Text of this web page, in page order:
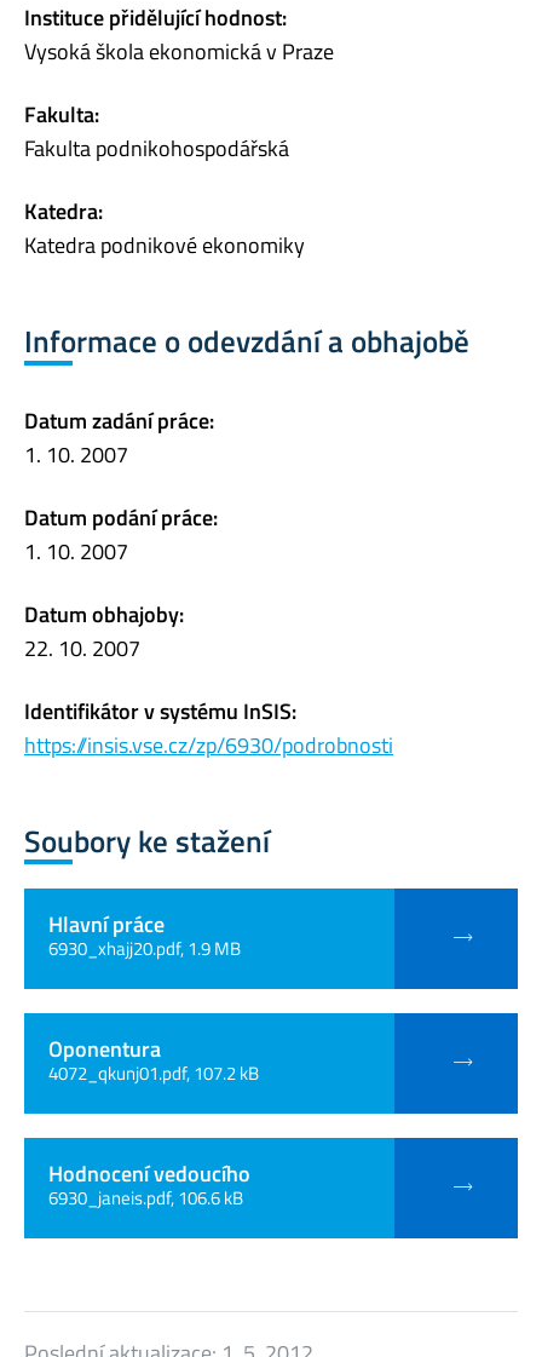
Instituce přidělující hodnost:
Vysoká škola ekonomická v Praze
Fakulta:
Fakulta podnikohospodářská
Katedra:
Katedra podnikové ekonomiky
Informace o odevzdání a obhajobě
Datum zadání práce:
1. 10. 2007
Datum podání práce:
1. 10. 2007
Datum obhajoby:
22. 10. 2007
Identifikátor v systému InSIS:
https://insis.vse.cz/zp/6930/podrobnosti
Soubory ke stažení
Hlavní práce
6930_xhajj20.pdf, 1.9 MB
Oponentura
4072_qkunj01.pdf, 107.2 kB
Hodnocení vedoucího
6930_janeis.pdf, 106.6 kB